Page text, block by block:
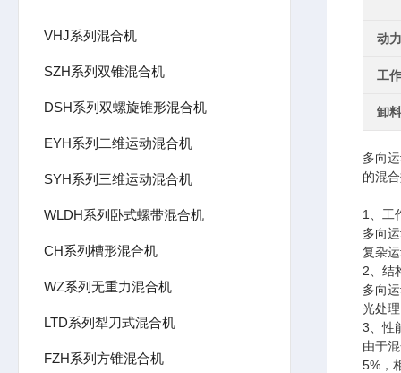
VHJ系列混合机
SZH系列双锥混合机
DSH系列双螺旋锥形混合机
EYH系列二维运动混合机
SYH系列三维运动混合机
WLDH系列卧式螺带混合机
CH系列槽形混合机
WZ系列无重力混合机
LTD系列犁刀式混合机
FZH系列方锥混合机
动
工
卸
多向
的混
1、工
多向
复杂
2、结
多向
光处
3、性
由于
5%，